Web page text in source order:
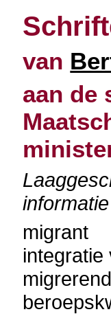
van
aan de
migrant
integratie